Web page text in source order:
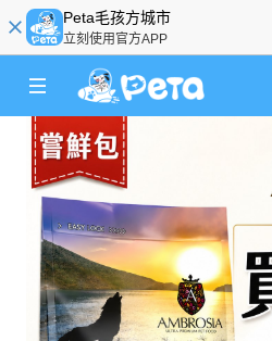
Peta毛孩方城市
立刻使用官方APP